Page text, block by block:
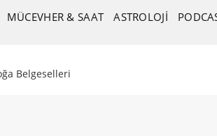
MÜCEVHER & SAAT ASTROLOJI
Belgeselleri